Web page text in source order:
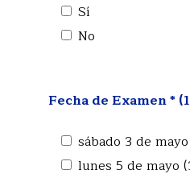
Sí
No
Fecha de Examen *
lunes 5 de mayo